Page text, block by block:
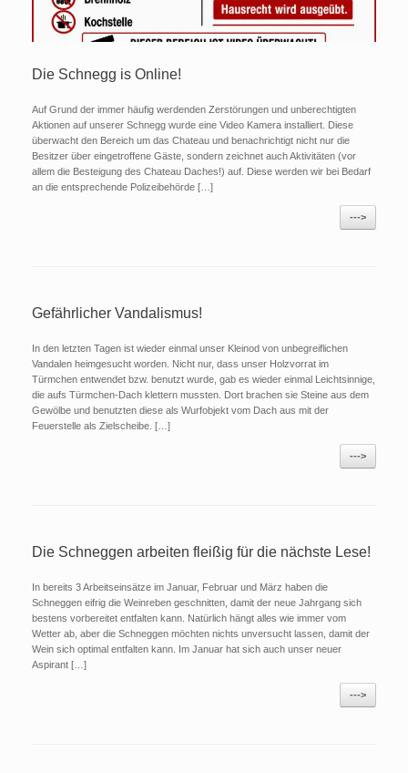
Die Schnegg is Online!
Auf Grund der immer häufig werdenden Zerstörungen und unberechtigten
Aktionen auf unserer Schnegg wurde eine Video Kamera installiert. Diese
überwacht den Bereich um das Chateau und benachrichtigt nicht nur die
Besitzer über eingetroffene Gäste, sondern zeichnet auch Aktivitäten (vor
allem die Besteigung des Chateau Daches!) auf. Diese werden wir bei Bedarf
an die entsprechende Polizeibehörde […]
--->
Gefährlicher Vandalismus!
In den letzten Tagen ist wieder einmal unser Kleinod von unbegreiflichen
Vandalen heimgesucht worden. Nicht nur, dass unser Holzvorrat im
Türmchen entwendet bzw. benutzt wurde, gab es wieder einmal Leichtsinnige,
die aufs Türmchen-Dach klettern mussten. Dort brachen sie Steine aus dem
Gewölbe und benutzten diese als Wurfobjekt vom Dach aus mit der
Feuerstelle als Zielscheibe. […]
--->
Die Schneggen arbeiten fleißig für die nächste Lese!
In bereits 3 Arbeitseinsätze im Januar, Februar und März haben die
Schneggen eifrig die Weinreben geschnitten, damit der neue Jahrgang sich
bestens vorbereitet entfalten kann. Natürlich hängt alles wie immer vom
Wetter ab, aber die Schneggen möchten nichts unversucht lassen, damit der
Wein sich optimal entfalten kann. Im Januar hat sich auch unser neuer
Aspirant […]
--->